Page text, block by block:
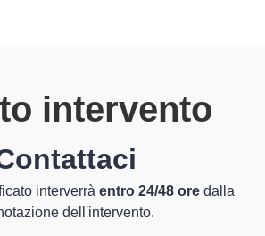
intervento
interverrà entro 24/48 ore dalla
dell'intervento.